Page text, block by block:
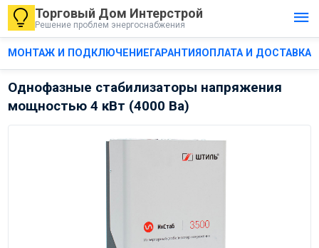
Торговый Дом Интерстрой
Решение проблем энергоснабжения
МОНТАЖ И ПОДКЛЮЧЕНИЕ ГАРАНТИЯ ОПЛАТА И ДОСТАВКА
Однофазные стабилизаторы напряжения
мощностью 4 кВт (4000 Ва)